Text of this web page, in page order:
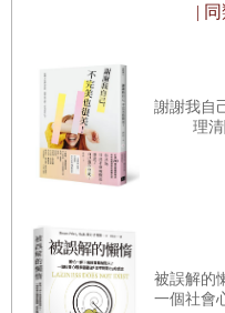
略。早期人類可能會拿著
地團結在一起行動。因為
度，並透過眼神、表情、
想法與意圖，進而同步到
產，如今仍深深烙印在我
受他人的話語與行動，而
與想法，僅憑一個眼神或
|
謝謝我自
理
被誤解的
一個社會